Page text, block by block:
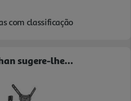
sugere-lhe...